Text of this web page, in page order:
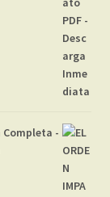
Completa -